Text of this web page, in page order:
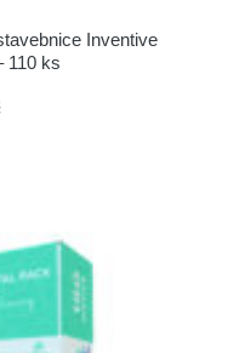
Inventive
110 ks